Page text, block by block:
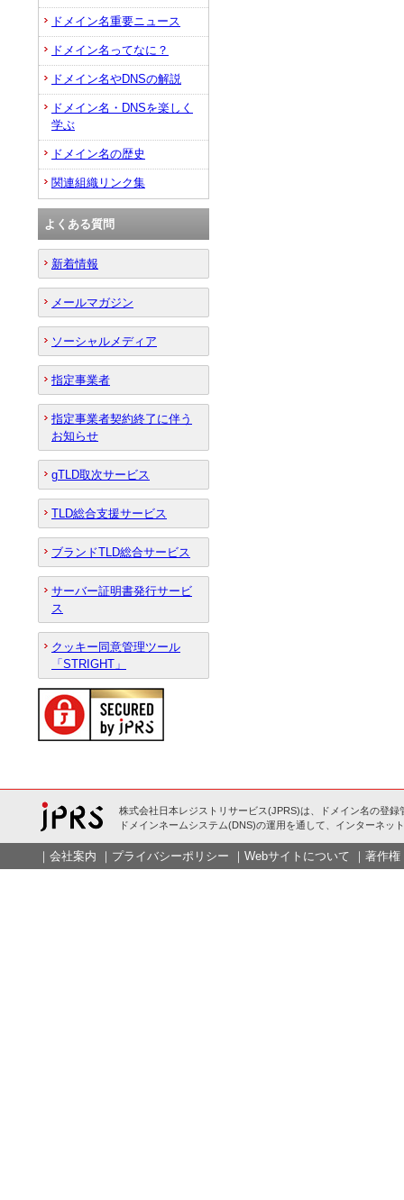
ドメイン名重要ニュース
ドメイン名ってなに？
ドメイン名やDNSの解説
ドメイン名・DNSを楽しく
学ぶ
ドメイン名の歴史
関連組織リンク集
よくある質問
新着情報
メールマガジン
ソーシャルメディア
指定事業者
指定事業者契約終了に伴う
お知らせ
gTLD取次サービス
TLD総合支援サービス
ブランドTLD総合サービス
サーバー証明書発行サービ
ス
クッキー同意管理ツール
「STRIGHT」
株式会社日本レジストリサービス(JPRS)は、ドメイン名の登録
ドメインネームシステム(DNS)の運用を通して、インターネッ
｜ 会社案内 ｜ プライバシーポリシー ｜ Webサイトについて ｜ 著作権